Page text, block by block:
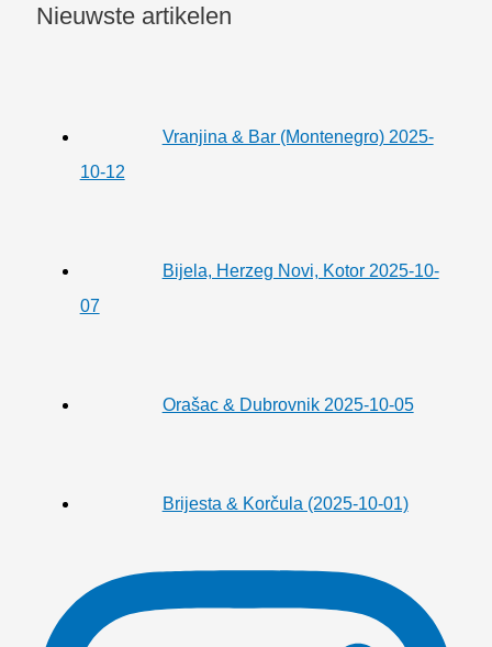
Nieuwste artikelen
Vranjina & Bar (Montenegro) 2025-
10-12
Bijela, Herzeg Novi, Kotor 2025-10-
07
Orašac & Dubrovnik 2025-10-05
Brijesta & Korčula (2025-10-01)